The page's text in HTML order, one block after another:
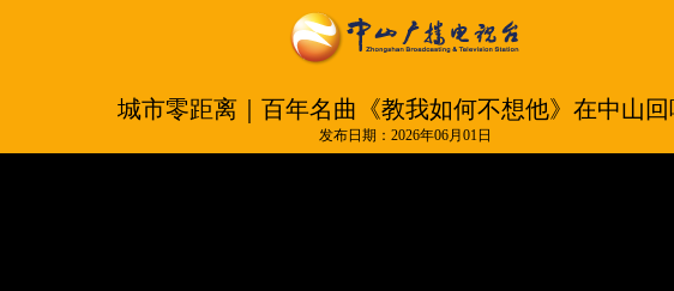
城市零距离｜百年名曲《教我如何不想他》在中山回
发布日期：2026年06月01日